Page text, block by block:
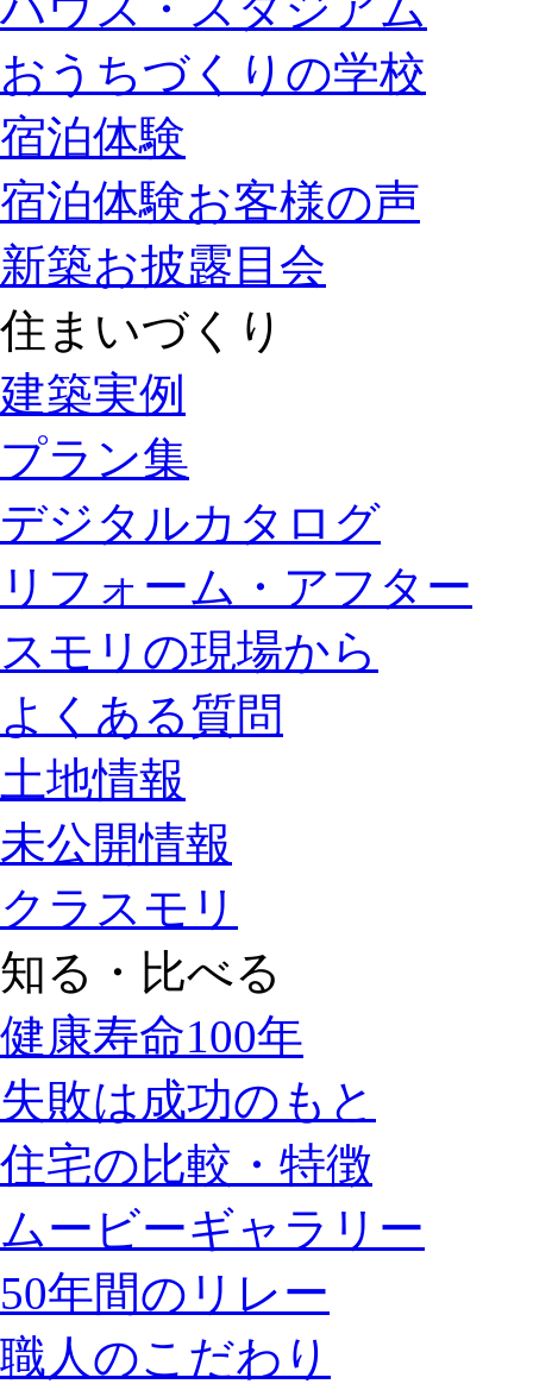
おうちづくりの学校
宿泊体験
宿泊体験お客様の声
新築お披露目会
住まいづくり
建築実例
プラン集
デジタルカタログ
リフォーム・アフター
スモリの現場から
よくある質問
土地情報
未公開情報
クラスモリ
知る・比べる
健康寿命100年
失敗は成功のもと
住宅の比較・特徴
ムービーギャラリー
50年間のリレー
職人のこだわり